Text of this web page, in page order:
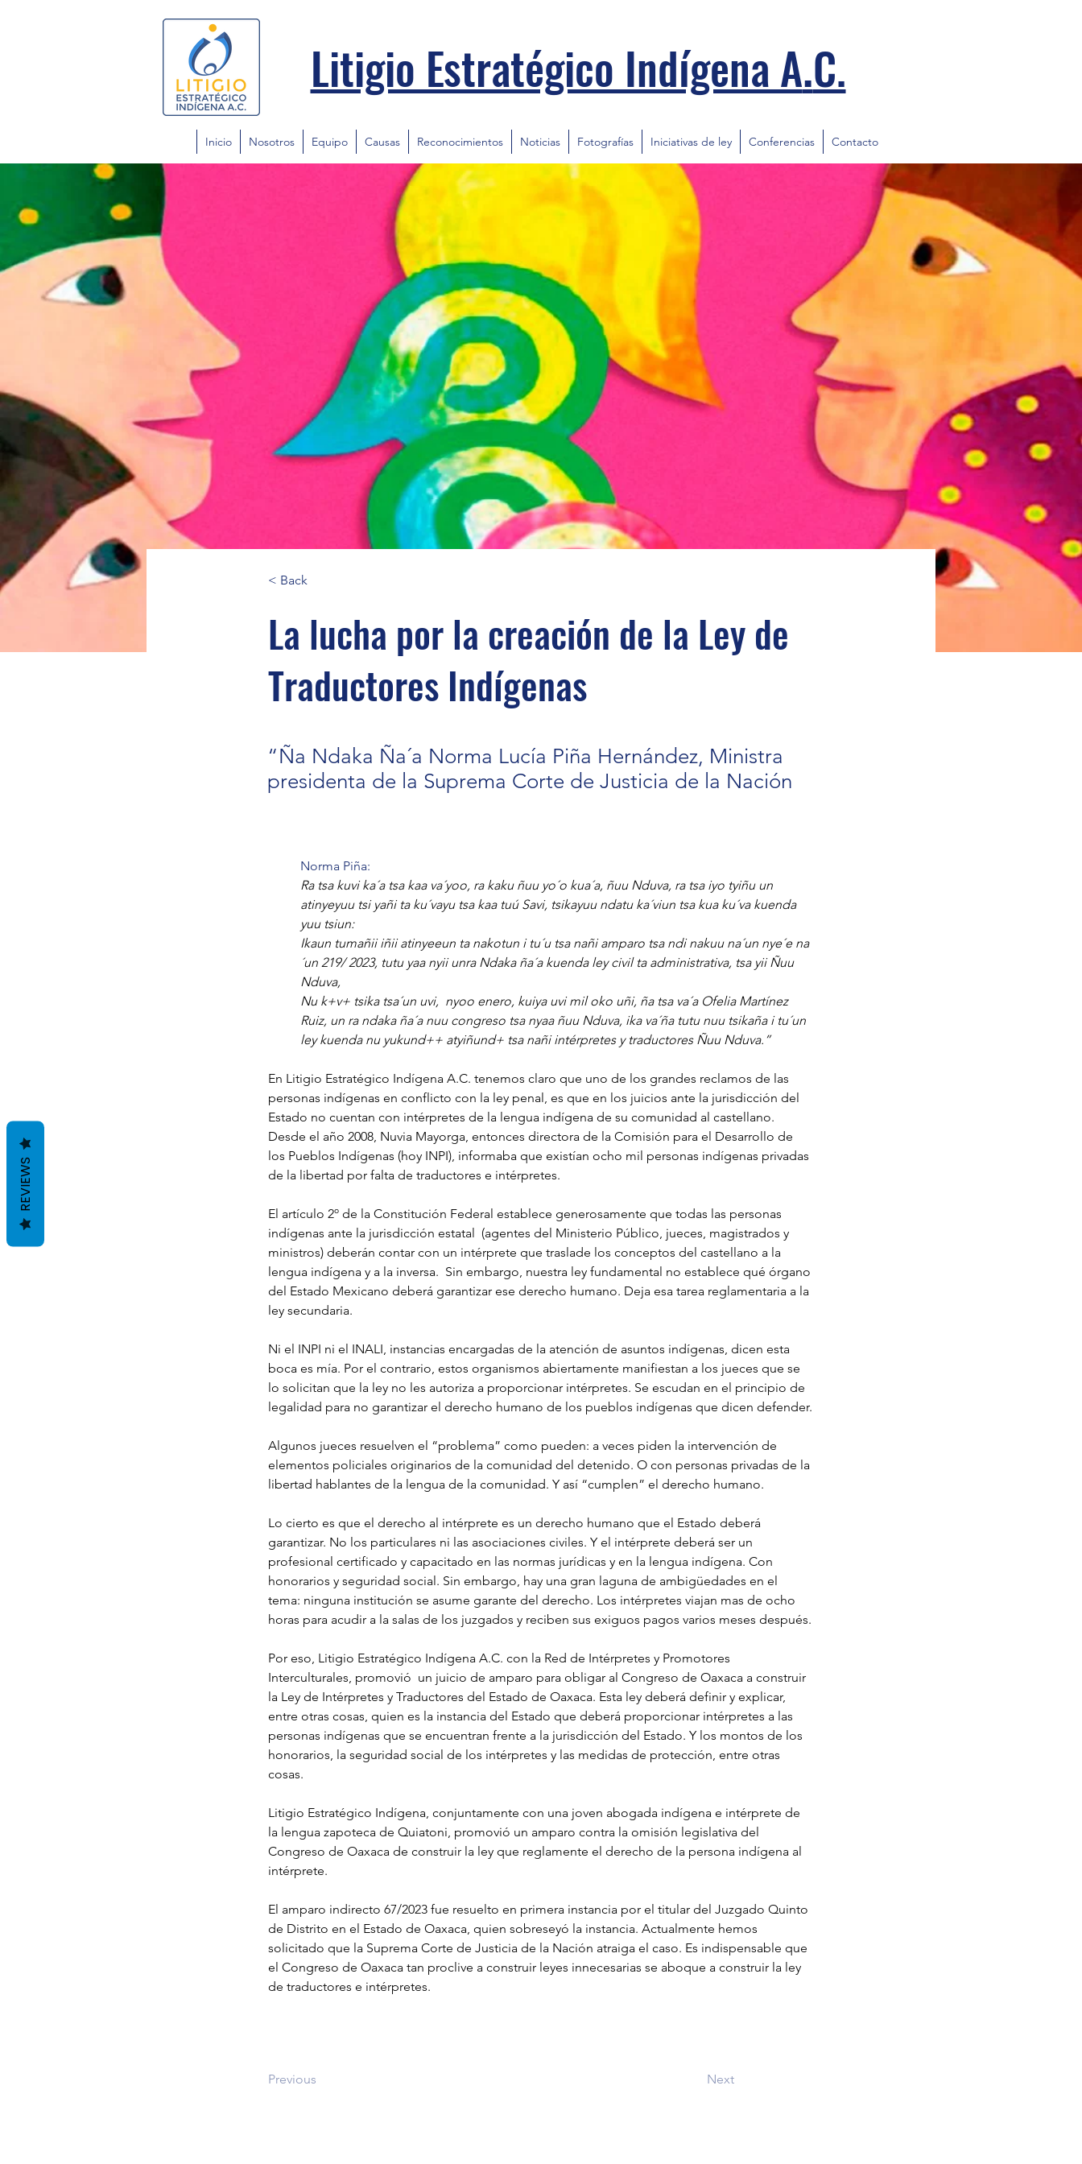
Litigio Estratégico Indígena A.C.
Inicio Nosotros Equipo Causas Reconocimientos Noticias Fotografías Iniciativas de ley Conferencias Contacto
< Back
La lucha por la creación de la Ley de
Traductores Indígenas
“Ña Ndaka Ña´a Norma Lucía Piña Hernández, Ministra
presidenta de la Suprema Corte de Justicia de la Nación
Norma Piña:
Ra tsa kuvi ka´a tsa kaa va´yoo, ra kaku ñuu yo´o kua´a, ñuu Nduva, ra tsa iyo tyiñu un
atinyeyuu tsi yañi ta ku´vayu tsa kaa tuú Savi, tsikayuu ndatu ka´viun tsa kua ku´va kuenda
yuu tsiun:
Ikaun tumañii iñii atinyeeun ta nakotun i tu´u tsa nañi amparo tsa ndi nakuu na´un nye´e na
´un 219/ 2023, tutu yaa nyii unra Ndaka ña´a kuenda ley civil ta administrativa, tsa yii Ñuu
Nduva,
Nu k+v+ tsika tsa´un uvi,  nyoo enero, kuiya uvi mil oko uñi, ña tsa va´a Ofelia Martínez
Ruiz, un ra ndaka ña´a nuu congreso tsa nyaa ñuu Nduva, ika va´ña tutu nuu tsikaña i tu´un
ley kuenda nu yukund++ atyiñund+ tsa nañi intérpretes y traductores Ñuu Nduva.”
En Litigio Estratégico Indígena A.C. tenemos claro que uno de los grandes reclamos de las
personas indígenas en conflicto con la ley penal, es que en los juicios ante la jurisdicción del
Estado no cuentan con intérpretes de la lengua indígena de su comunidad al castellano.
Desde el año 2008, Nuvia Mayorga, entonces directora de la Comisión para el Desarrollo de
los Pueblos Indígenas (hoy INPI), informaba que existían ocho mil personas indígenas privadas
de la libertad por falta de traductores e intérpretes.
El artículo 2º de la Constitución Federal establece generosamente que todas las personas
indígenas ante la jurisdicción estatal  (agentes del Ministerio Público, jueces, magistrados y
ministros) deberán contar con un intérprete que traslade los conceptos del castellano a la
lengua indígena y a la inversa.  Sin embargo, nuestra ley fundamental no establece qué órgano
del Estado Mexicano deberá garantizar ese derecho humano. Deja esa tarea reglamentaria a la
ley secundaria.
Ni el INPI ni el INALI, instancias encargadas de la atención de asuntos indígenas, dicen esta
boca es mía. Por el contrario, estos organismos abiertamente manifiestan a los jueces que se
lo solicitan que la ley no les autoriza a proporcionar intérpretes. Se escudan en el principio de
legalidad para no garantizar el derecho humano de los pueblos indígenas que dicen defender.
Algunos jueces resuelven el “problema” como pueden: a veces piden la intervención de
elementos policiales originarios de la comunidad del detenido. O con personas privadas de la
libertad hablantes de la lengua de la comunidad. Y así “cumplen” el derecho humano.
Lo cierto es que el derecho al intérprete es un derecho humano que el Estado deberá
garantizar. No los particulares ni las asociaciones civiles. Y el intérprete deberá ser un
profesional certificado y capacitado en las normas jurídicas y en la lengua indígena. Con
honorarios y seguridad social. Sin embargo, hay una gran laguna de ambigüedades en el
tema: ninguna institución se asume garante del derecho. Los intérpretes viajan mas de ocho
horas para acudir a la salas de los juzgados y reciben sus exiguos pagos varios meses después.
Por eso, Litigio Estratégico Indígena A.C. con la Red de Intérpretes y Promotores
Interculturales, promovió  un juicio de amparo para obligar al Congreso de Oaxaca a construir
la Ley de Intérpretes y Traductores del Estado de Oaxaca. Esta ley deberá definir y explicar,
entre otras cosas, quien es la instancia del Estado que deberá proporcionar intérpretes a las
personas indígenas que se encuentran frente a la jurisdicción del Estado. Y los montos de los
honorarios, la seguridad social de los intérpretes y las medidas de protección, entre otras
cosas.
Litigio Estratégico Indígena, conjuntamente con una joven abogada indígena e intérprete de
la lengua zapoteca de Quiatoni, promovió un amparo contra la omisión legislativa del
Congreso de Oaxaca de construir la ley que reglamente el derecho de la persona indígena al
intérprete.
El amparo indirecto 67/2023 fue resuelto en primera instancia por el titular del Juzgado Quinto
de Distrito en el Estado de Oaxaca, quien sobreseyó la instancia. Actualmente hemos
solicitado que la Suprema Corte de Justicia de la Nación atraiga el caso. Es indispensable que
el Congreso de Oaxaca tan proclive a construir leyes innecesarias se aboque a construir la ley
de traductores e intérpretes.
Previous Next
REVIEWS